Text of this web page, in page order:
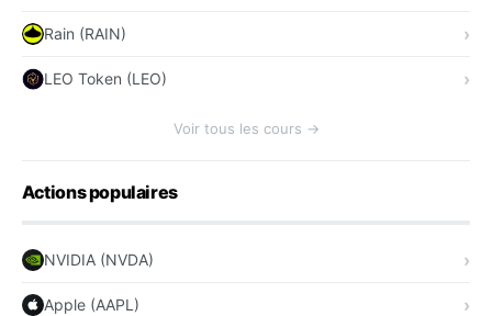
Rain (RAIN)
LEO Token (LEO)
Voir tous les cours →
Actions populaires
NVIDIA (NVDA)
Apple (AAPL)